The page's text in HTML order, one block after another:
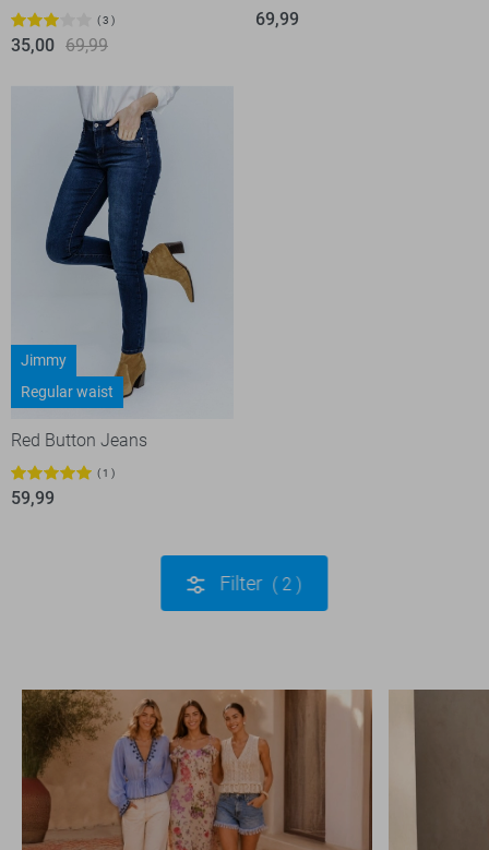
3
35,00 69,99
69,99
Jimmy
Regular waist
Red Button Jeans
1
59,99
Filter 2